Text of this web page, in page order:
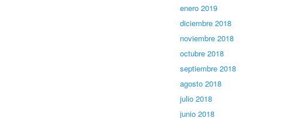
enero 2019
diciembre 2018
noviembre 2018
octubre 2018
septiembre 2018
agosto 2018
julio 2018
junio 2018